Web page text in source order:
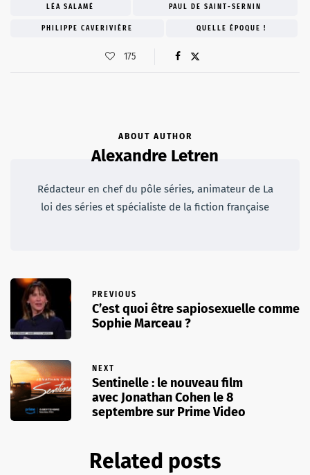
LÉA SALAMÉ PAUL DE SAINT-SERNIN
PHILIPPE CAVERIVIÈRE QUELLE ÉPOQUE !
175
ABOUT AUTHOR
Alexandre Letren
Rédacteur en chef du pôle séries, animateur de La
loi des séries et spécialiste de la fiction française
PREVIOUS
C’est quoi être sapiosexuelle comme
Sophie Marceau ?
NEXT
Sentinelle : le nouveau film
avec Jonathan Cohen le 8
septembre sur Prime Video
Related posts